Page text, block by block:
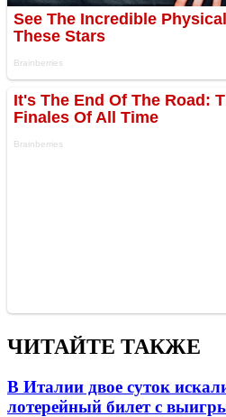
ЧИТАЙТЕ ТАКЖЕ
В Италии двое суток
лотерейный билет с